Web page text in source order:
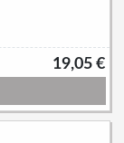
19,05 €